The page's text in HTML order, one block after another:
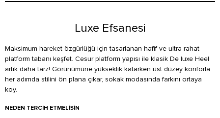
Luxe Efsanesi
Maksimum hareket özgürlüğü için tasarlanan hafif ve ultra rahat
platform tabanı keşfet. Cesur platform yapısı ile klasik De luxe Heel
artık daha tarz! Görünümüne yükseklik katarken üst düzey konforla
her adımda stilini ön plana çıkar, sokak modasında farkını ortaya
koy.
NEDEN TERCIH ETMELISIN